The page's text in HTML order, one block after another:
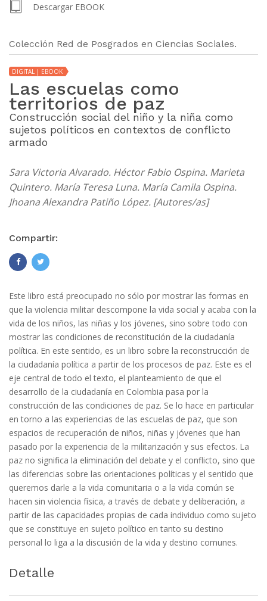
Descargar EBOOK
Colección Red de Posgrados en Ciencias Sociales.
DIGITAL | EBOOK
Las escuelas como
territorios de paz
Construcción social del niño y la niña como
sujetos políticos en contextos de conflicto
armado
Sara Victoria Alvarado. Héctor Fabio Ospina. Marieta
Quintero. María Teresa Luna. María Camila Ospina.
Jhoana Alexandra Patiño López. [Autores/as]
Compartir:
Este libro está preocupado no sólo por mostrar las formas en
que la violencia militar descompone la vida social y acaba con la
vida de los niños, las niñas y los jóvenes, sino sobre todo con
mostrar las condiciones de reconstitución de la ciudadanía
política. En este sentido, es un libro sobre la reconstrucción de
la ciudadanía política a partir de los procesos de paz. Este es el
eje central de todo el texto, el planteamiento de que el
desarrollo de la ciudadanía en Colombia pasa por la
construcción de las condiciones de paz. Se lo hace en particular
en torno a las experiencias de las escuelas de paz, que son
espacios de recuperación de niños, niñas y jóvenes que han
pasado por la experiencia de la militarización y sus efectos. La
paz no significa la eliminación del debate y el conflicto, sino que
las diferencias sobre las orientaciones políticas y el sentido que
queremos darle a la vida comunitaria o a la vida común se
hacen sin violencia física, a través de debate y deliberación, a
partir de las capacidades propias de cada individuo como sujeto
que se constituye en sujeto político en tanto su destino
personal lo liga a la discusión de la vida y destino comunes.
Detalle